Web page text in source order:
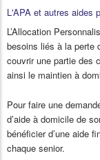
L'APA et autres aides
L’Allocation
besoins liés à la perte
couvrir une partie des
ainsi le maintien à
Pour faire une
d’aide à domicile de
bénéficier d’une aide
chaque senior.